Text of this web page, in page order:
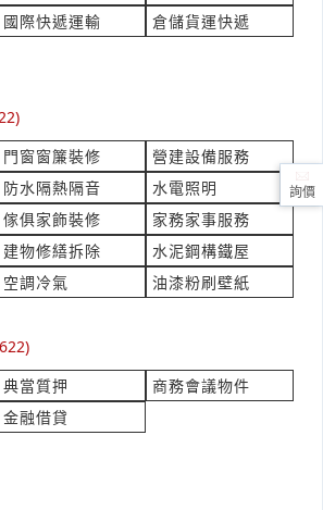
司 詢價
立即報價
地高程現況測量需求
代理
詢價
立即報價
詢
限OO 詢價
透明條帶
國際快遞運輸
倉儲貨運快遞
門窗窗簾裝修
營建設備服務
防水隔熱隔音
水電照明
傢俱家飾裝修
家務家事服務
建物修繕拆除
水泥鋼構鐵屋
空調冷氣 油漆粉刷壁紙
典當質押
商務會議物件
金融借貸
詢價